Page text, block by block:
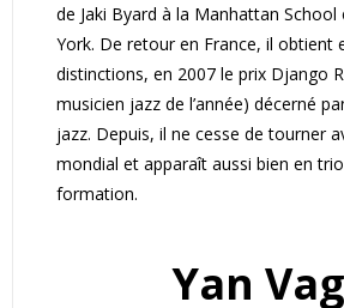
de Jaki Byard à la Manhattan
York. De retour en France, il obtient
distinctions, en 2007 le prix Django
musicien jazz de l’année) décerné
jazz. Depuis, il ne cesse de tourner
mondial et apparaît aussi bien en trio
formation.
Yan